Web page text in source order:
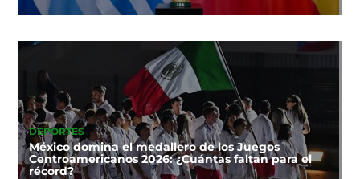
DEPORTES
México domina el medallero de los Juegos
Centroamericanos 2026: ¿Cuántas faltan para el
récord?